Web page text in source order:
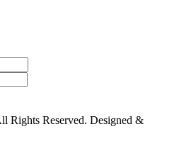
Rights Reserved. Designed &